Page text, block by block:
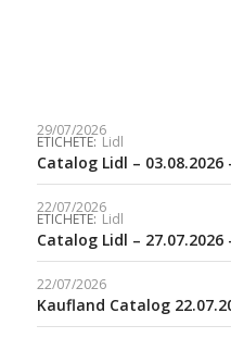
29/07/2026
ETICHETE: Lidl
Catalog Lidl – 03.08.2026
22/07/2026
ETICHETE: Lidl
Catalog Lidl – 27.07.2026
22/07/2026
Kaufland Catalog